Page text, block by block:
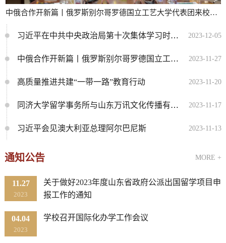
中俄合作开新篇丨俄罗斯别尔哥罗德国立工艺大学代表团来校交...
2023-12-05
习近平在中共中央政治局第十次集体学习时强调 加强涉外法制建...
2023-11-27
中俄合作开新篇丨俄罗斯别尔哥罗德国立工艺大学代表团来校交...
2023-11-20
高质量推进共建“一带一路”教育行动
2023-11-17
同济大学留学事务所与山东万讯文化传播有限公司来访交流
2023-11-13
习近平会见澳大利亚总理阿尔巴尼斯
通知公告 MORE +
11.27
2023
关于做好2023年度山东省政府公派出国留学项目申
报工作的通知
04.04
2023
学校召开国际化办学工作会议